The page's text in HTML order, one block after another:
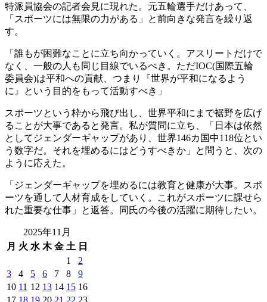
特派員協会の記者会見に現れた。元五輪選手だけあって、
「スポーツには無限の力がある」と前向きな発言を繰り返
す。
「誰もが困難なことに立ち向かっていく。アスリートだけで
なく、一般の人も同じ目線でいるべき。ただIOC(国際五輪
委員会)は平和への貢献、つまり『世界が平和になるよう
に』という目的をもって活動すべき」
スポーツという枠から飛び出し、世界平和にまで裾野を広げ
ることが大事であると発言。私が質問に立ち、「日本は依然
としてジェンダーギャップがあり、世界146カ国中118位とい
う数字だ。それを埋めるにはどうすべきか」と問うと、次の
ように応えた。
「ジェンダーギャップを埋めるには教育と健康が大事。スポ
ーツを通して人材育成をしていく。これがスポーツに課せら
れた重要な仕事」と返答。同氏の今後の活躍に期待したい。
2025年11月
月 火 水 木 金 土 日
1
2
3
4 5 6 7 8
9
10 11 12 13 14 15 16
17 18 19 20 21 22 23